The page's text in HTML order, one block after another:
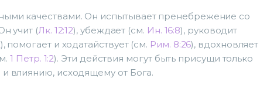
качествами. Он испытывает пренебрежение со
учит (Лк. 12:12), убеждает (см. Ин. 16:8), руководит
), помогает и ходатайствует (см. Рим. 8:26), вдохновляет
1 Петр. 1:2). Эти действия могут быть присущи только
влиянию, исходящему от Бога.